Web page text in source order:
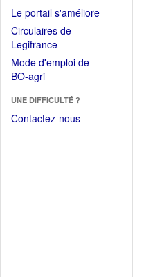
Le portail s'améliore(Fichier
Circulaires de
Legifrance(Ouvrir
dans
une
fenêtre)
Mode d'emploi de
BO-agri(Ouvrir
une
nouvelle
UNE DIFFICULTÉ ?
Contactez-nous